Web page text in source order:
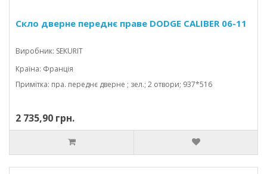
Скло дверне переднє праве DODGE CALIBER 06-11
Виробник: SEKURIT
Країна: Франція
Примітка: пра. переднє дверне ; зел.; 2 отвори; 937*516
2 735,90 грн.